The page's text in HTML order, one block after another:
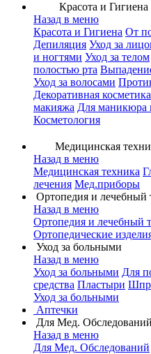
Красота и Гигиена
Назад в меню
Красота и Гигиена От
Депиляция Уход за
и ногтями Уход за телом
полостью рта
Уход за волосами
Декоративная косметика
макияжа Для маникюра
Косметология
Медицинская
Назад в меню
Медицинская техника
лечения Мед.приборы
Ортопедия и лечебный
Назад в меню
Ортопедия и лечебный
Ортопедические
Уход за больными
Назад в меню
Уход за больными Для
средства Пластыри
Уход за больными
Аптечки
Для Мед. Обследований
Назад в меню
Для Мед. Обследований